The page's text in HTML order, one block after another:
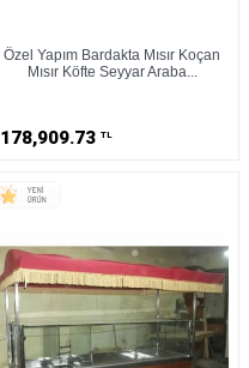
Özel Yapım Bardakta Mısır Koçan
Mısır Köfte Seyyar Araba...
178,909.73 TL